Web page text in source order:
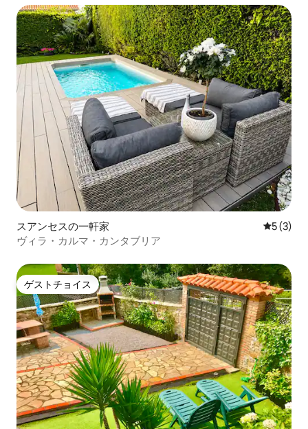
スアンセスの一軒家 レビュー
5 (3)
ヴィラ・カルマ・カンタブリア
ゲストチョイス
ゲストチョイス